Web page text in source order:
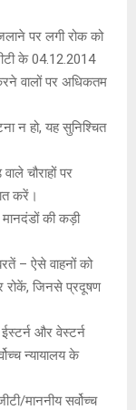
पर लगी रोक को
के 04.12.2014
वालों पर अधिकतम
न हो, यह सुनिश्चित
चौराहों पर
करें।
की कड़ी
– ऐसे वाहनों को
रोकें, जिनसे प्रदूषण
ईस्टर्न और वेस्टर्न
न्यायालय के
माननीय सर्वोच्च